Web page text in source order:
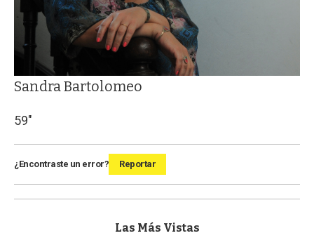
Sandra Bartolomeo
59"
¿Encontraste un error? Reportar
Las Más Vistas